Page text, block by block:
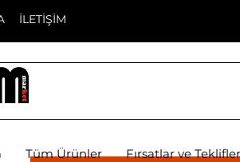
İLETİŞİM
Tüm Ürünler Fırsatlar ve Teklifler